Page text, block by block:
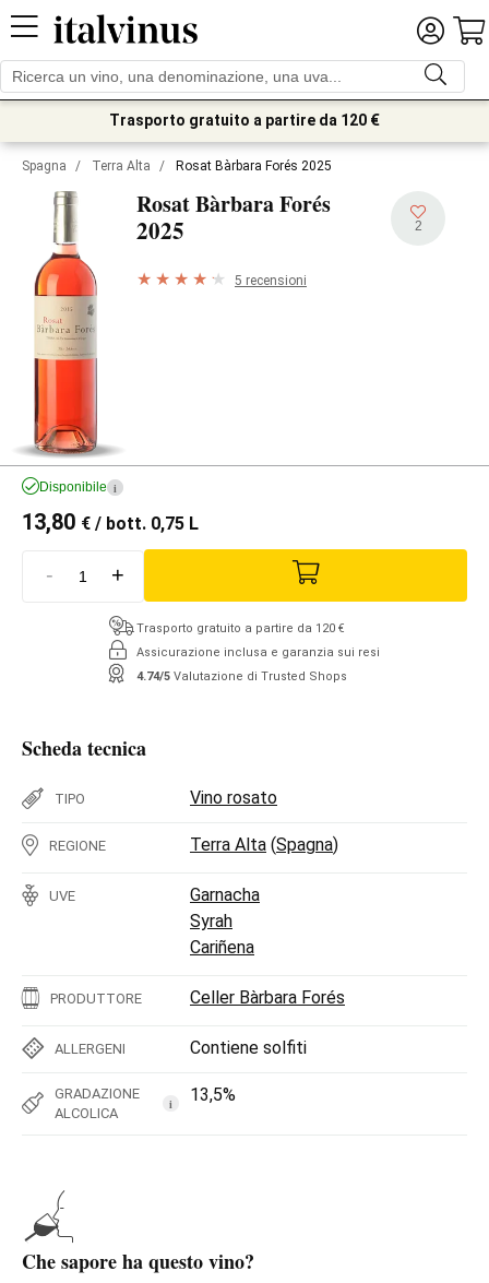
Trasporto gratuito a partire da 120 €
Spagna / Terra Alta / Rosat Bàrbara Forés 2025
Rosat Bàrbara Forés
2025 2
5 recensioni
Disponibile i
13,80 € / bott. 0,75 L
- +
Trasporto gratuito a partire da 120 €
Assicurazione inclusa e garanzia sui resi
4.74/5 Valutazione di Trusted Shops
Scheda tecnica
TIPO Vino rosato
REGIONE Terra Alta (Spagna)
UVE
Garnacha
Syrah
Cariñena
PRODUTTORE Celler Bàrbara Forés
ALLERGENI Contiene solfiti
GRADAZIONE
ALCOLICA
i 13,5%
Che sapore ha questo vino?